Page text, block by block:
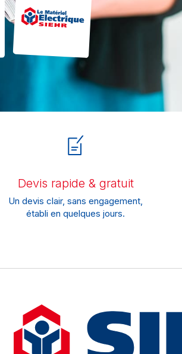
Devis rapide & gratuit
Un devis clair, sans engagement,
établi en quelques jours.